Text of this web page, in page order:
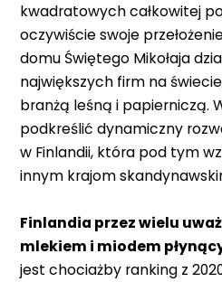
kwadratowych całkowitej
oczywiście swoje
domu Świętego Mikołaja
największych firm na
branżą leśną i papierniczą.
podkreślić dynamiczny
w Finlandii, która pod tym
innym krajom
Finlandia przez wielu
mlekiem i miodem
jest chociażby ranking z